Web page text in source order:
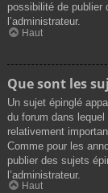
possibilité de publier
l’administrateur.
Haut
Que sont les
Un sujet épinglé
du forum dans
relativement
Comme pour les
publier des sujets
l’administrateur.
Haut